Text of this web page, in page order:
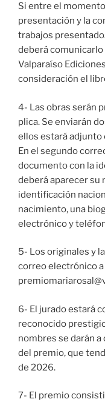
Si entre el
presentación y la
trabajos
deberá
Valparaíso
consideración el
4- Las obras serán
plica. Se enviarán
ellos estará
En el segundo
documento con la
deberá aparecer su
identificación
nacimiento, una
electrónico y
5- Los originales y
correo electrónico
6- El jurado estará
reconocido
nombres se darán
del premio, que
de 2026.
7- El premio